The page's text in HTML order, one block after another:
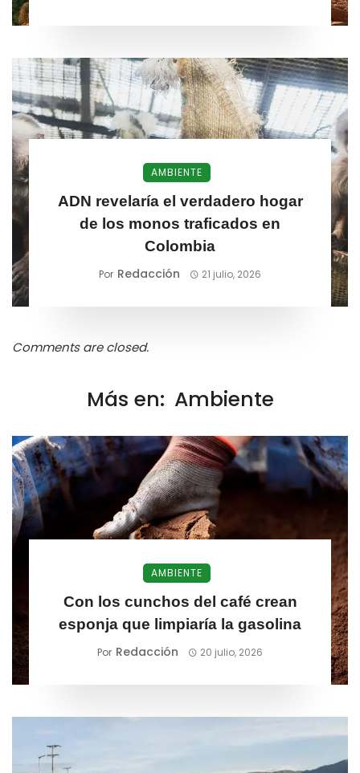
AMBIENTE
ADN revelaría el verdadero hogar
de los monos traficados en
Colombia
Por Redacción 21 julio, 2026
Comments are closed.
Más en: Ambiente
AMBIENTE
Con los cunchos del café crean
esponja que limpiaría la gasolina
Por Redacción 20 julio, 2026